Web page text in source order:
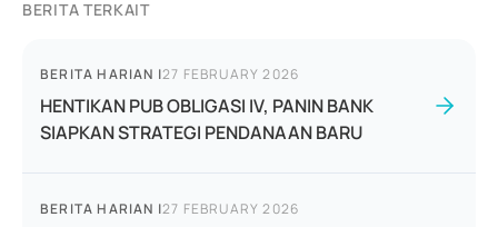
BERITA TERKAIT
BERITA HARIAN |27 FEBRUARY 2026
HENTIKAN PUB OBLIGASI IV, PANIN BANK
SIAPKAN STRATEGI PENDANAAN BARU
BERITA HARIAN |27 FEBRUARY 2026